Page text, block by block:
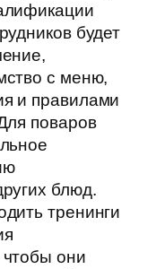
будет
с меню,
и правилами
поваров
блюд.
тренинги
они